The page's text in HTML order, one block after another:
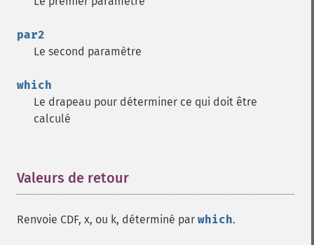
par2
Le second paramètre
which
Le drapeau pour déterminer ce qui doit être
calculé
Valeurs de retour
Renvoie CDF, x, ou k, déterminé par which.